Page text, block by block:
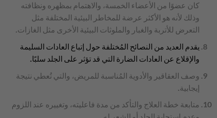
كان عضوًا من الأعضاء الخمسة، والاهتمام بمظهره ونظافته
وذلك لأنه هو الأكثر عرضة للمخاطر البيئية المختلفة مثل
التعرض للأتربة والغبار والملوثات البيئية الأخرى مثل الغازات.
يقدم العديد من النصائح المُختلفة حول إتباع العادات السليمة
والإقلاع عن العادات الضارة التي قد تؤثر على الجلد سلبًا.
وصف العقاقير والأدوية المُناسبة للمريض، والتي تُعطي نتيجة
إيجابية.
متابعة خطة العلاج والتأكد من مدة فاعليته، وتغييره عند اللزوم